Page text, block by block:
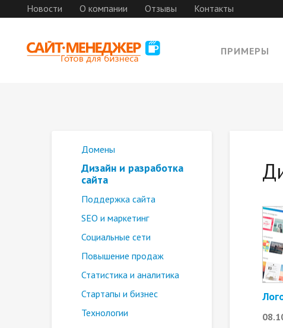
Новости О компании Отзывы Контакты
ПРИМЕРЫ
Домены
Дизайн и разработка
сайта
Поддержка сайта
SEO и маркетинг
Социальные сети
Повышение продаж
Статистика и аналитика
Стартапы и бизнес
Технологии